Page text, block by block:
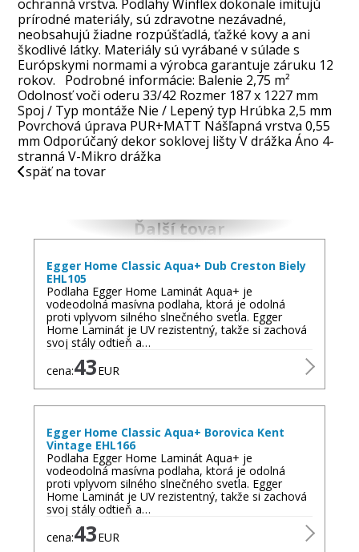
ochranná vrstva. Podlahy Winflex dokonale imitujú
prírodné materiály, sú zdravotne nezávadné,
neobsahujú žiadne rozpúšťadlá, ťažké kovy a ani
škodlivé látky. Materiály sú vyrábané v súlade s
Európskymi normami a výrobca garantuje záruku 12
rokov. Podrobné informácie: Balenie 2,75 m²
Odolnosť voči oderu 33/42 Rozmer 187 x 1227 mm
Spoj / Typ montáže Nie / Lepený typ Hrúbka 2,5 mm
Povrchová úprava PUR+MATT Nášľapná vrstva 0,55
mm Odporúčaný dekor soklovej lišty V drážka Áno 4-
stranná V-Mikro drážka
späť na tovar
Ďalší tovar
Egger Home Classic Aqua+ Dub Creston Biely
EHL105
Podlaha Egger Home Laminát Aqua+ je
vodeodolná masívna podlaha, ktorá je odolná
proti vplyvom silného slnečného svetla. Egger
Home Laminát je UV rezistentný, takže si zachová
svoj stály odtieň a…
cena:43EUR
Egger Home Classic Aqua+ Borovica Kent
Vintage EHL166
Podlaha Egger Home Laminát Aqua+ je
vodeodolná masívna podlaha, ktorá je odolná
proti vplyvom silného slnečného svetla. Egger
Home Laminát je UV rezistentný, takže si zachová
svoj stály odtieň a…
cena:43EUR